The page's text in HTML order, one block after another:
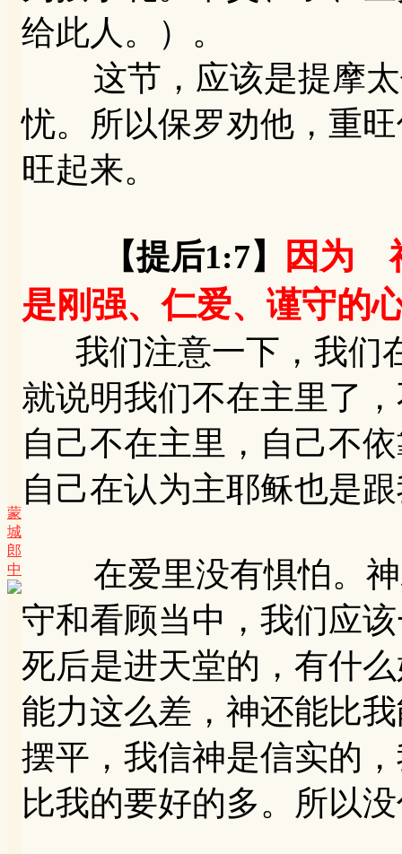
蒙
城
郎
中
给此人。）。
这节，应该是提摩太
忧。所以保罗劝他，重
旺起来。
【提后1:7】
因为
是刚强、仁爱、谨守的
我们注意一下，我们
就说明我们不在主里了
自己不在主里，自己不
自己在认为主耶稣也是
在爱里没有惧怕。神
守和看顾当中，我们应
死后是进天堂的，有什
能力这么差，神还能比
摆平，我信神是信实的
比我的要好的多。所以